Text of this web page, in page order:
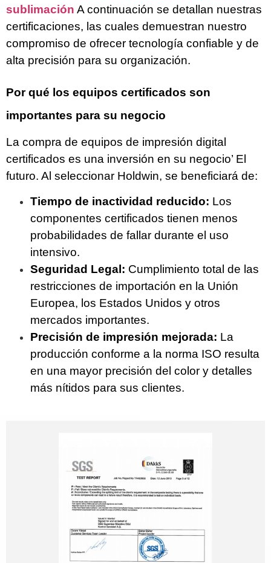
sublimación A continuación se detallan nuestras
certificaciones, las cuales demuestran nuestro
compromiso de ofrecer tecnología confiable y de
alta precisión para su organización.
Por qué los equipos certificados son
importantes para su negocio
La compra de equipos de impresión digital
certificados es una inversión en su negocio’ El
futuro. Al seleccionar Holdwin, se beneficiará de:
Tiempo de inactividad reducido: Los
componentes certificados tienen menos
probabilidades de fallar durante el uso
intensivo.
Seguridad Legal: Cumplimiento total de las
restricciones de importación en la Unión
Europea, los Estados Unidos y otros
mercados importantes.
Precisión de impresión mejorada: La
producción conforme a la norma ISO resulta
en una mayor precisión del color y detalles
más nítidos para sus clientes.